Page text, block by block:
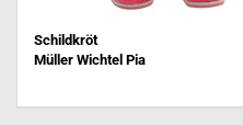
Schildkröt
Müller Wichtel Pia